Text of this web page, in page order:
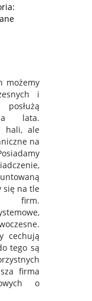
możemy
i
lata.
hali, ale
na
się na tle
firm.
cechują
tego są
firma
o